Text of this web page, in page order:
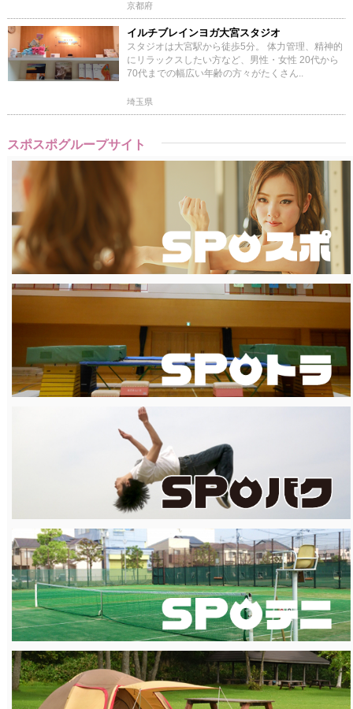
京都府
イルチブレインヨガ大宮スタジオ
スタジオは大宮駅から徒歩5分。 体力管理、精神的
にリラックスしたい方など、男性・女性 20代から
70代までの幅広い年齢の方々がたくさん..
埼玉県
スポスポグループサイト